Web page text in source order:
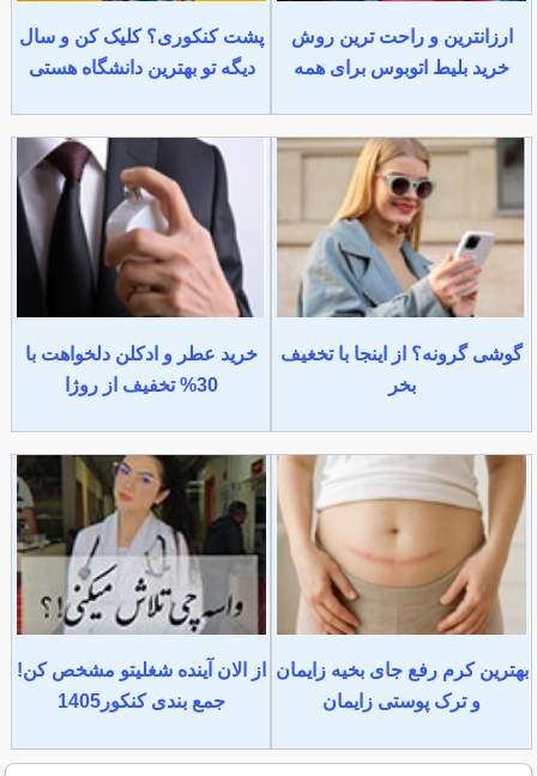
ارزانترین و راحت ترین روش
خرید بلیط اتوبوس برای همه
پشت کنکوری؟ کلیک کن و سال
دیگه تو بهترین دانشگاه هستی
گوشی گرونه؟ از اینجا با تخغیف
بخر
خرید عطر و ادکلن دلخواهت با
30% تخفیف از روژا
بهترین کرم رفع جای بخیه زایمان
و ترک پوستی زایمان
از الان آینده شغلیتو مشخص کن!
جمع بندی کنکور1405